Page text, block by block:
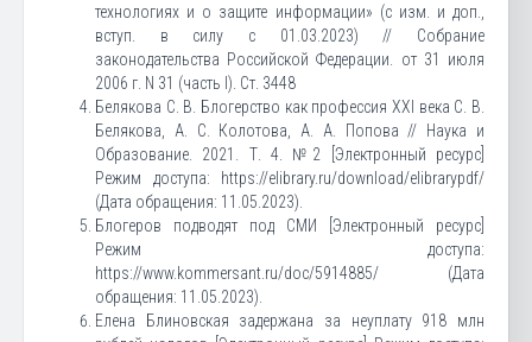
технологиях и о защите информации» (с изм. и доп.,
вступ. в силу с 01.03.2023) // Собрание
законодательства Российской Федерации. от 31 июля
2006 г. N 31 (часть I). Ст. 3448
Белякова С. В. Блогерство как профессия XXI века С. В.
Белякова, А. С. Колотова, А. А. Попова // Наука и
Образование. 2021. Т. 4. №2 [Электронный ресурс]
Режим доступа: https://elibrary.ru/download/elibrarypdf/
(Дата обращения: 11.05.2023).
Блогеров подводят под СМИ [Электронный ресурс]
Режим доступа:
https://www.kommersant.ru/doc/5914885/ (Дата
обращения: 11.05.2023).
Елена Блиновская задержана за неуплату 918 млн